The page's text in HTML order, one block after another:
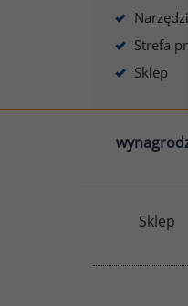
Strefa
Sklep
Sklep